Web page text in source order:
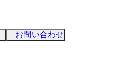
お問い合わせ